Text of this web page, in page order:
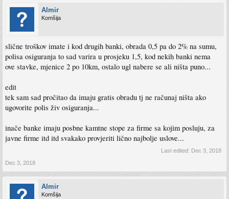
Almir
Komšija
slične troškov imate i kod drugih banki, obrada 0,5 pa do 2% na sumu,
polisa osiguranja to sad varira u prosjeku 1,5, kod nekih banki nema
ove stavke, mjenice 2 po 10km, ostalo ugl nabere se ali ništa puno...
edit
tek sam sad pročitao da imaju gratis obradu tj ne računaj ništa ako
ugovorite polis živ osiguranja...
inače banke imaju posbne kamtne stope za firme sa kojim posluju, za
javne firme itd itd svakako provjeriti lično najbolje uslove...
Last edited: Dec 3, 2018
Dec 3, 2018
Almir
Komšija